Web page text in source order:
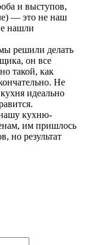
и выступов,
— это не наш
нашли
решили делать
он все
такой, как
Не
идеально
кухню-
им пришлось
но результат